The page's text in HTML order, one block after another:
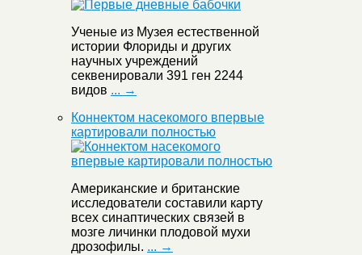
Ученые из Музея естественной
истории Флориды и других
научных учреждений
секвенировали 391 ген 2244
видов ... →
Коннектом насекомого впервые
картировали полностью
Американские и британские
исследователи составили карту
всех синаптических связей в
мозге личинки плодовой мухи
дрозофилы. ... →